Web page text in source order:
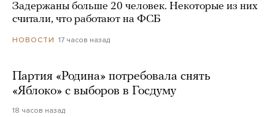
Задержаны больше 20 человек. Некоторые из них
считали, что работают на ФСБ
НОВОСТИ 17 часов назад
Партия «Родина» потребовала снять
«Яблоко» с выборов в Госдуму
18 часов назад